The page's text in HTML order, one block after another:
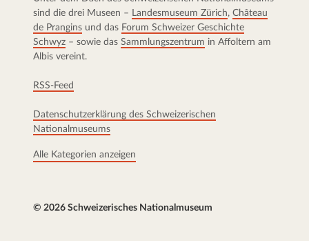
sind die drei Museen – Landesmuseum Zürich, Château
de Prangins und das Forum Schweizer Geschichte
Schwyz – sowie das Sammlungszentrum in Affoltern am
Albis vereint.
RSS-Feed
Datenschutzerklärung des Schweizerischen
Nationalmuseums
Alle Kategorien anzeigen
© 2026 Schweizerisches Nationalmuseum